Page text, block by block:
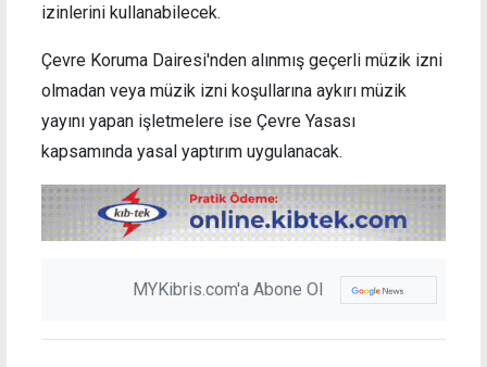
izinlerini kullanabilecek.
Çevre Koruma Dairesi'nden alınmış geçerli müzik izni
olmadan veya müzik izni koşullarına aykırı müzik
yayını yapan işletmelere ise Çevre Yasası
kapsamında yasal yaptırım uygulanacak.
MYKibris.com'a Abone Ol